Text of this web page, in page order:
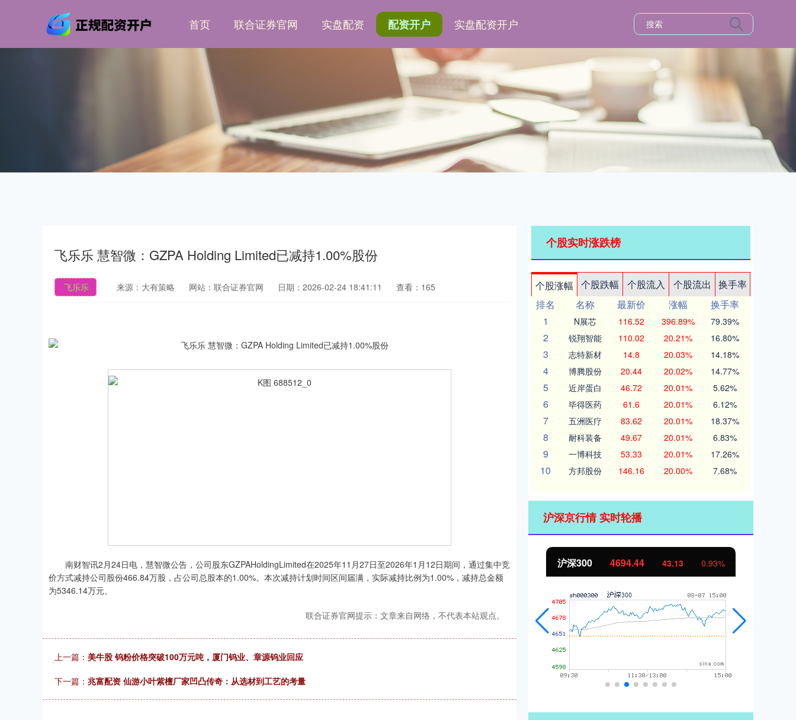
首页 联合证券官网 实盘配资 配资开户 实盘配资开户
飞乐乐 慧智微：GZPA Holding Limited已减持1.00%股份
飞乐乐 来源：大有策略 网站：联合证券官网 日期：2026-02-24 18:41:11 查看：165
南财智讯2月24日电，慧智微公告，公司股东GZPAHoldingLimited在2025年11月27日至2026年1月12日期间，通过集中竞
价方式减持公司股份466.84万股，占公司总股本的1.00%。本次减持计划时间区间届满，实际减持比例为1.00%，减持总金额
为5346.14万元。
联合证券官网提示：文章来自网络，不代表本站观点。
上一篇： 美牛股 钨粉价格突破100万元吨，厦门钨业、章源钨业回应
下一篇： 兆富配资 仙游小叶紫檀厂家凹凸传奇：从选材到工艺的考量
个股实时涨跌榜
个股涨幅 个股跌幅 个股流入 个股流出
换手率
排名
名称 最新价 涨幅
换手率
1
N展芯 116.52 396.89% 79.39%
2 锐翔智能 110.02 20.21% 16.80%
3 志特新材 14.8 20.03% 14.18%
4 博腾股份 20.44 20.02% 14.77%
5 近岸蛋白 46.72 20.01% 5.62%
6 毕得医药 61.6 20.01% 6.12%
7 五洲医疗 83.62 20.01% 18.37%
8 耐科装备 49.67 20.01% 6.83%
9 一博科技 53.33 20.01% 17.26%
10 方邦股份 146.16 20.00% 7.68%
沪深京行情 实时轮播
上证指数 3940.04 39.68 1.02% 深证成指 14311.01 200.89 1.42% 沪深300 4694.44 43.13 0.93%